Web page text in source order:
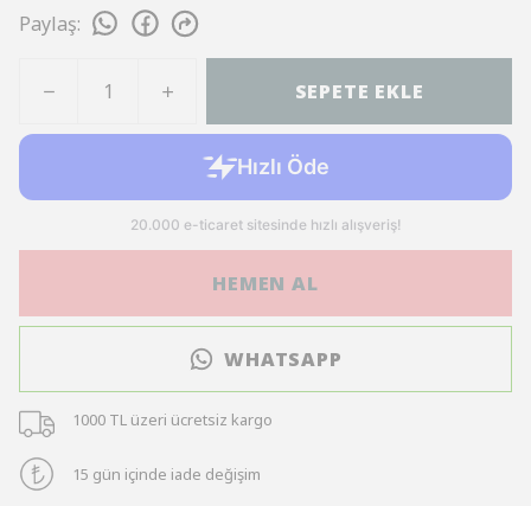
Paylaş:
SEPETE EKLE
HEMEN AL
WHATSAPP
1000 TL üzeri ücretsiz kargo
15 gün içinde iade değişim